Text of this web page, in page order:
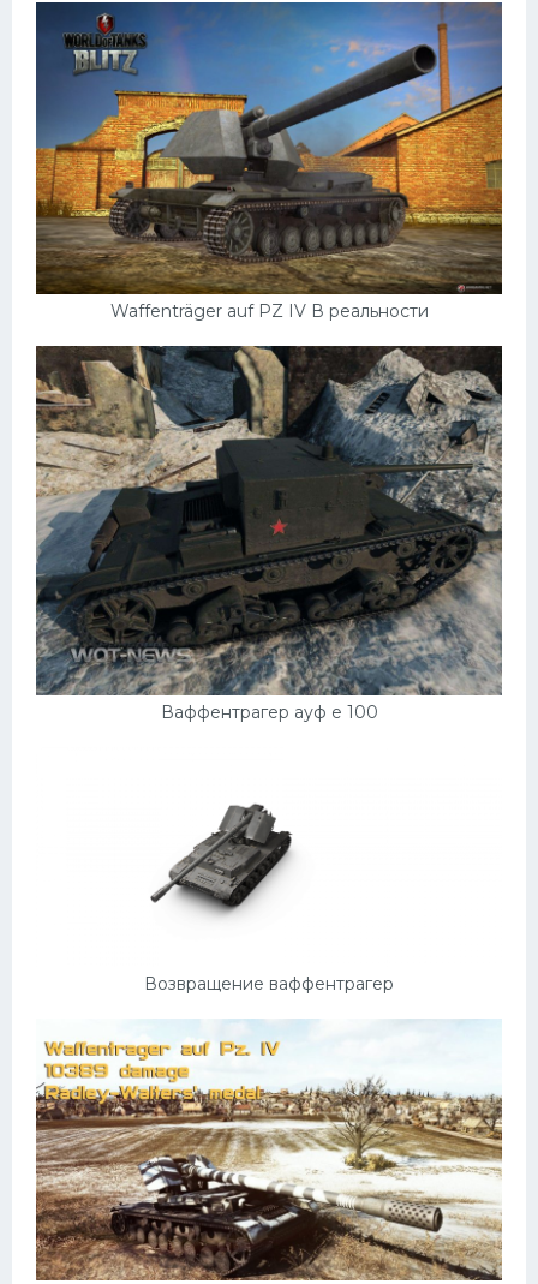
Waffenträger auf PZ IV В реальности
Ваффентрагер ауф е 100
Возвращение ваффентрагер